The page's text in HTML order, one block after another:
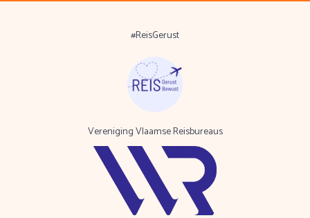
#ReisGerust
Vereniging Vlaamse Reisbureaus